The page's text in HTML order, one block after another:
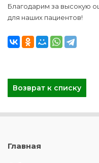
Благодарим за высокую
для наших пациентов!
Возврат к списку
Главная